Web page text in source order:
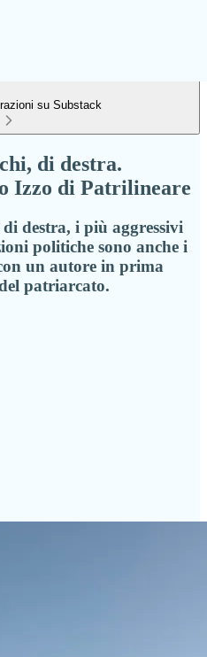
su Substack
di destra.
Izzo di Patrilineare
destra, i più aggressivi
politiche sono anche i
un autore in prima
patriarcato.